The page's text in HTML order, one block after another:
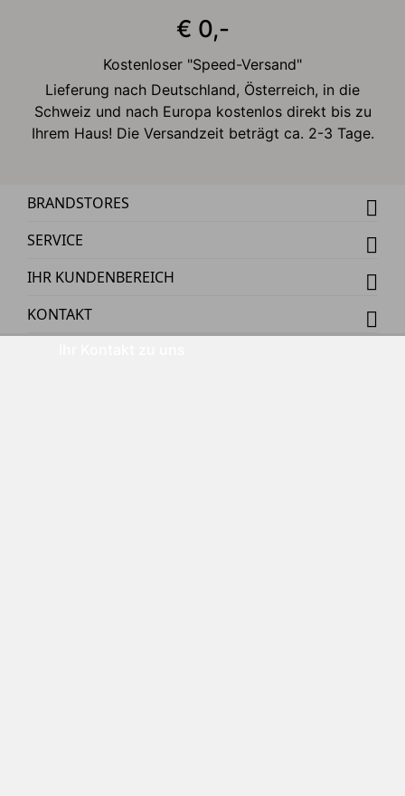
€ 0,-
Kostenloser "Speed-Versand"
Lieferung nach Deutschland, Österreich, in die
Schweiz und nach Europa kostenlos direkt bis zu
Ihrem Haus! Die Versandzeit beträgt ca. 2-3 Tage.
BRANDSTORES
SERVICE
IHR KUNDENBEREICH
KONTAKT